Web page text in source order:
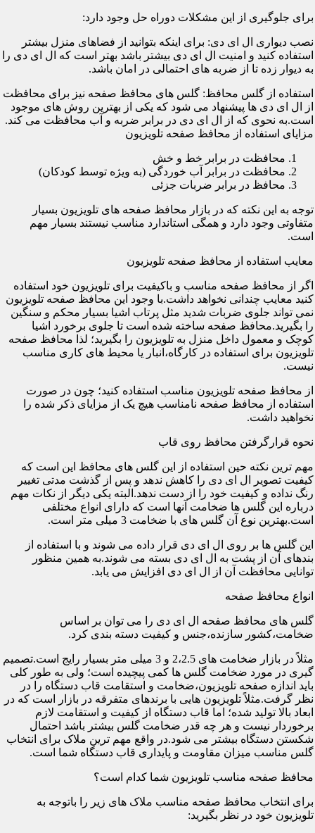
برای جلوگیری از این مشکلات دوراه حل وجود دارد:
نصب دیواری ال ای دی: برای اینکه بتوانید از فضاهای منزل بیشتر
استفاده کنید و امنیت ال ای دی بیشتر باشد بهتر است که ال ای دی را
به دیوار زده تا از ضربه های احتمالی در امان باشد.
استفاده از گلس محافظ: گلس های محافظ صفحه نیز برای محافظت
از ال ای دی ها پیشنهاد می شود که یکی از بهترین روش های موجود
است.به نحوی که از ال ای دی در برابر ضربه و آب محافظت می کند.
مزایای استفاده از محافظ صفحه تلویزیون
محافظت در برابر خط و خش
محافظت در برابر آب خوردگی (به ویژه توسط کودکان)
محافظ در برابر ضربات جزئی
توجه به این نکته که در بازار محافظ صفحه های تلویزیون بسیار
متفاوتی وجود دارد و همگی استاندارد مناسب نیستند بسیار مهم
است.
معایب استفاده از محافظ صفحه تلویزیون
اگر از محافظ صفحه مناسب و باکیفیت برای تلویزیون خود استفاده
کنید معایب چندانی نخواهد داشت.با وجود این محافظ صفحه تلویزیون
نمی تواند جلوی ضربات شدید مثل پرتاب اشیا بسیار محکم و سنگین
را بگیرید.محافظ صفحه ساخته شده است تا جلوی برخورد اشیا
کوچک و معمول داخل منزل به تلویزیون را بگیرید؛ لذا محافظ صفحه
تلویزیون برای استفاده در کارگاه،انبار یا محیط های کاری مناسب
نیست.
از محافظ صفحه تلویزیون مناسب استفاده کنید؛ چون در صورت
استفاده از محافظ صفحه نامناسب هیچ یک از مزایای ذکر شده را
نخواهید داشت.
نحوه قرارگرفتن محافظ روی قاب
مهم ترین نکته حین استفاده از این گلس های محافظ این است که
کیفیت تصویر ال ای دی را کاهش ندهد و پس از گذشت مدتی تغییر
رنگ نداده و کیفیت خود را از دست ندهد.البته یکی دیگر از نکات مهم
درباره این گلس ها ضخامت آنها است که دارای انواع مختلفی
است.بهترین نوع آن گلس های با ضخامت 3 میلی متر است.
این گلس ها بر روی ال ای دی قرار داده می شوند و با استفاده از
بندهای آن از پشت به ال ای دی بسته می شوند.به همین منظور
توانایی محافظت آن از ال ای دی افزایش می یابد.
انواع محافظ صفحه
گلس های محافظ صفحه ال ای دی را می توان بر اساس
ضخامت،کشور سازنده،جنس و کیفیت دسته بندی کرد.
مثلاً در بازار ضخامت های 2،2.5 و 3 میلی متر بسیار رایج است.تصمیم
گیری در مورد ضخامت گلس ها کمی پیچیده است؛ ولی به طور کلی
باید اندازه صفحه تلویزیون،ضخامت و استقامت قاب دستگاه را در
نظر گرفت.مثلاً تلویزیون هایی با برندهای متفرقه در بازار است که در
ابعاد بالا تولید شده؛ اما قاب دستگاه از کیفیت و استقامت لازم
برخوردار نیست و هر چه قدر ضخامت گلس بیشتر باشد احتمال
شکستن دستگاه بیشتر می شود.در واقع مهم ترین ملاک برای انتخاب
گلس مناسب میزان مقاومت و پایداری قاب دستگاه شما است.
محافظ صفحه مناسب تلویزیون شما کدام است؟
برای انتخاب محافظ صفحه مناسب ملاک های زیر را باتوجه به
تلویزیون خود در نظر بگیرید: